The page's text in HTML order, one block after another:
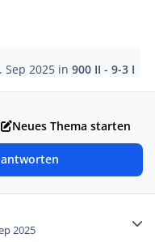
Sep 2025 in900 II - 9-3 I
Neues Thema starten
antworten
2025